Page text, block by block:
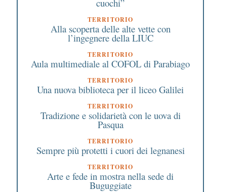
cuochi”
TERRITORIO
Alla scoperta delle alte vette con
l’ingegnere della LIUC
TERRITORIO
Aula multimediale al COFOL di Parabiago
TERRITORIO
Una nuova biblioteca per il liceo Galilei
TERRITORIO
Tradizione e solidarietà con le uova di
Pasqua
TERRITORIO
Sempre più protetti i cuori dei legnanesi
TERRITORIO
Arte e fede in mostra nella sede di
Buguggiate